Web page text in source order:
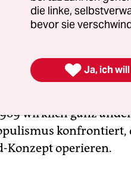
zu verständigen,
Jahr 1979, in dem
konservativen
politische Gegner
wirklich ganz
Konzept operieren.
die linke,
bevor sie
 Ja, ich will